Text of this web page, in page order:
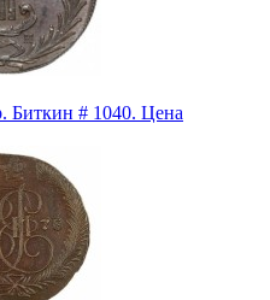
Биткин # 1040. Цена